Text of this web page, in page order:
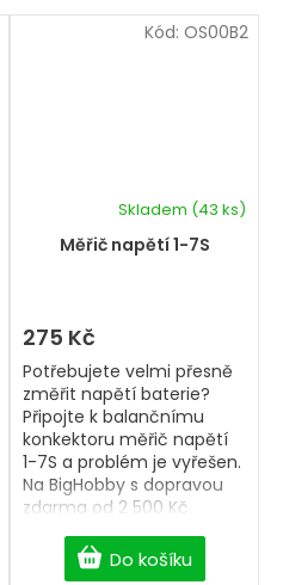
Měřič napětí 1-7S
Skladem (43 ks)
275 Kč
Do košíku
Potřebujete velmi přesně
změřit napětí baterie?
Připojte k balančnímu
konkektoru měřič napětí
1-7S a problém je vyřešen.
Na BigHobby s dopravou
zdarma od 2 500 Kč.
Kód: OS00B2